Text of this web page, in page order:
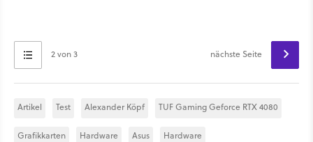
2 von 3 nächste Seite
Artikel Test Alexander Köpf TUF Gaming Geforce RTX 4080
Grafikkarten Hardware Asus Hardware